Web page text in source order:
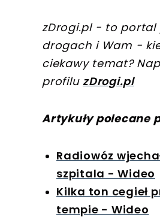
zDrogi.pl - to portal
drogach i Wam -
ciekawy temat?
profilu zDrogi.pl
Artykuły polecane
Radiowóz
szpitala - Wideo
Kilka ton cegieł
tempie - Wideo